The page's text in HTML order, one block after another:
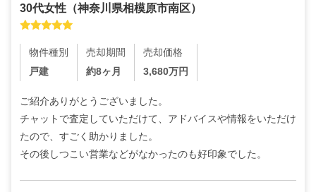
30代女性 （神奈川県相模原市南区）
物件種別
戸建
売却期間
約8ヶ月
売却価格
3,680万円
ご紹介ありがとうございました。
チャットで査定していただけて、アドバイスや情報をいただけ
たので、すごく助かりました。
その後しつこい営業などがなかったのも好印象でした。